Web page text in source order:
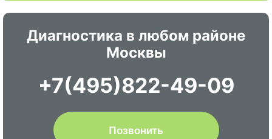
Диагностика в любом районе
Москвы
+7(495)822-49-09
Позвонить